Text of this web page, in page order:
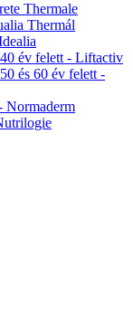
Thermale
Thermál
év felett - Liftactiv
és 60 év felett -
Normaderm